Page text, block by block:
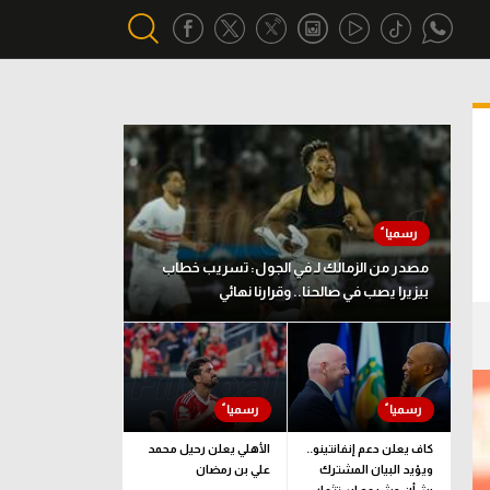
أقسام خاصة
Gamers
ميركاتو
تحقيق في الجول
تقرير في الجول
تحليل في الجول
حكايات في الجول
كويز في الجول
فيديو في الجول
مصدر من الزمالك لـ في الجول: تسريب خطاب
بيزيرا يصب في صالحنا.. وقرارنا نهائي
كاف يعلن دعم إنفانتينو..
ويؤيد البيان المشترك
الأهلي يعلن رحيل محمد
علي بن رمضان